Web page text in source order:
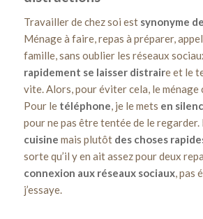
Travailler de chez soi est synonyme
Ménage à faire, repas à préparer,
famille, sans oublier les réseaux
rapidement se laisser distraire et le
vite. Alors, pour éviter cela, le ménage
Pour le téléphone, je le mets en
pour ne pas être tentée de le regarder.
cuisine mais plutôt des choses
sorte qu’il y en ait assez pour deux
connexion aux réseaux sociaux, pas
j’essaye.